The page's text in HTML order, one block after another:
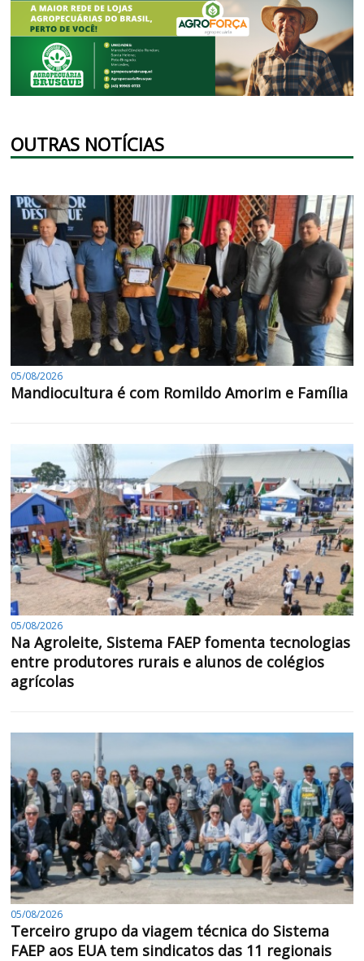
OUTRAS NOTÍCIAS
05/08/2026
Mandiocultura é com Romildo Amorim e Família
05/08/2026
Na Agroleite, Sistema FAEP fomenta tecnologias
entre produtores rurais e alunos de colégios
agrícolas
05/08/2026
Terceiro grupo da viagem técnica do Sistema
FAEP aos EUA tem sindicatos das 11 regionais